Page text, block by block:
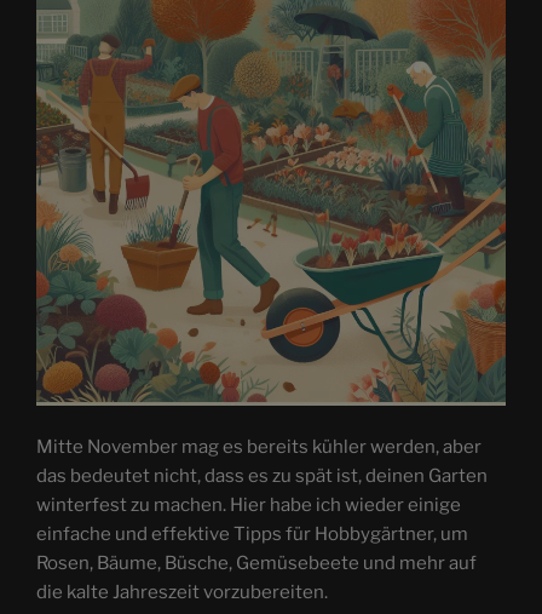
Mitte November mag es bereits kühler werden, aber
das bedeutet nicht, dass es zu spät ist, deinen Garten
winterfest zu machen. Hier habe ich wieder einige
einfache und effektive Tipps für Hobbygärtner, um
Rosen, Bäume, Büsche, Gemüsebeete und mehr auf
die kalte Jahreszeit vorzubereiten.